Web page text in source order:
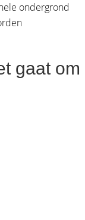
ondergrond
gaat om